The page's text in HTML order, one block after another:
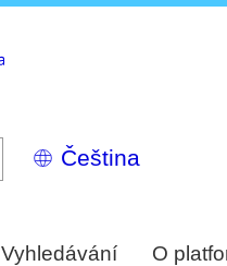
Select
your
Vyhledávání O